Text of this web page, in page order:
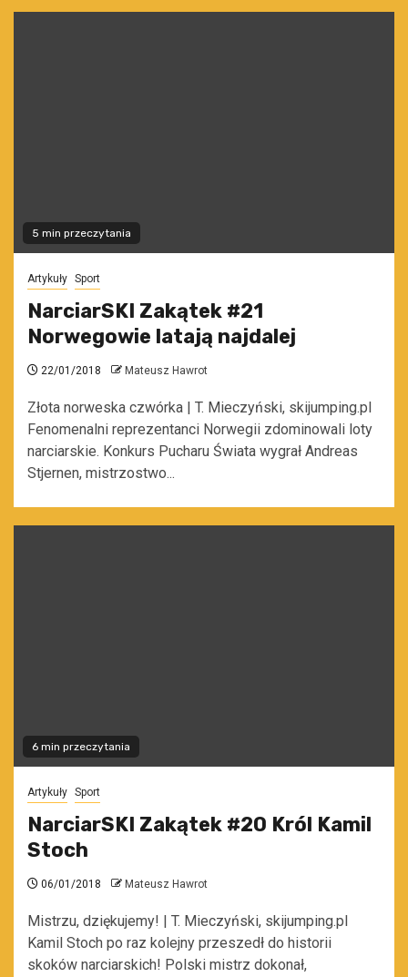
5 min przeczytania
Artykuły Sport
NarciarSKI Zakątek #21
Norwegowie latają najdalej
22/01/2018 Mateusz Hawrot
Złota norweska czwórka | T. Mieczyński, skijumping.pl
Fenomenalni reprezentanci Norwegii zdominowali loty
narciarskie. Konkurs Pucharu Świata wygrał Andreas
Stjernen, mistrzostwo...
6 min przeczytania
Artykuły Sport
NarciarSKI Zakątek #20 Król Kamil
Stoch
06/01/2018 Mateusz Hawrot
Mistrzu, dziękujemy! | T. Mieczyński, skijumping.pl
Kamil Stoch po raz kolejny przeszedł do historii
skoków narciarskich! Polski mistrz dokonał,